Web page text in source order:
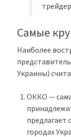
Самые
Наиболее
Украины)
ОККО —
предлагает
городах